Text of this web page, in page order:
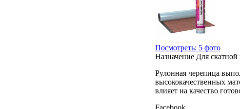
Посмотреть: 5 фото
Назначение Для скатной
Рулонная черепица
высококачественных
влияет на качество
Facebook